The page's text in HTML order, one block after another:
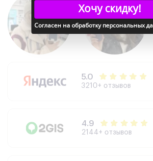
Дополнительно
Сканер отпечатка пальца: Да
Samsung DeX: Да
Galaxy AI: Да
5.0
3210+ отзывов
4.9
2144+ отзывов
Хочу скидку!
Согласен на обработку персональных